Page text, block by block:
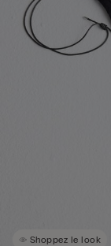
Shoppez le look